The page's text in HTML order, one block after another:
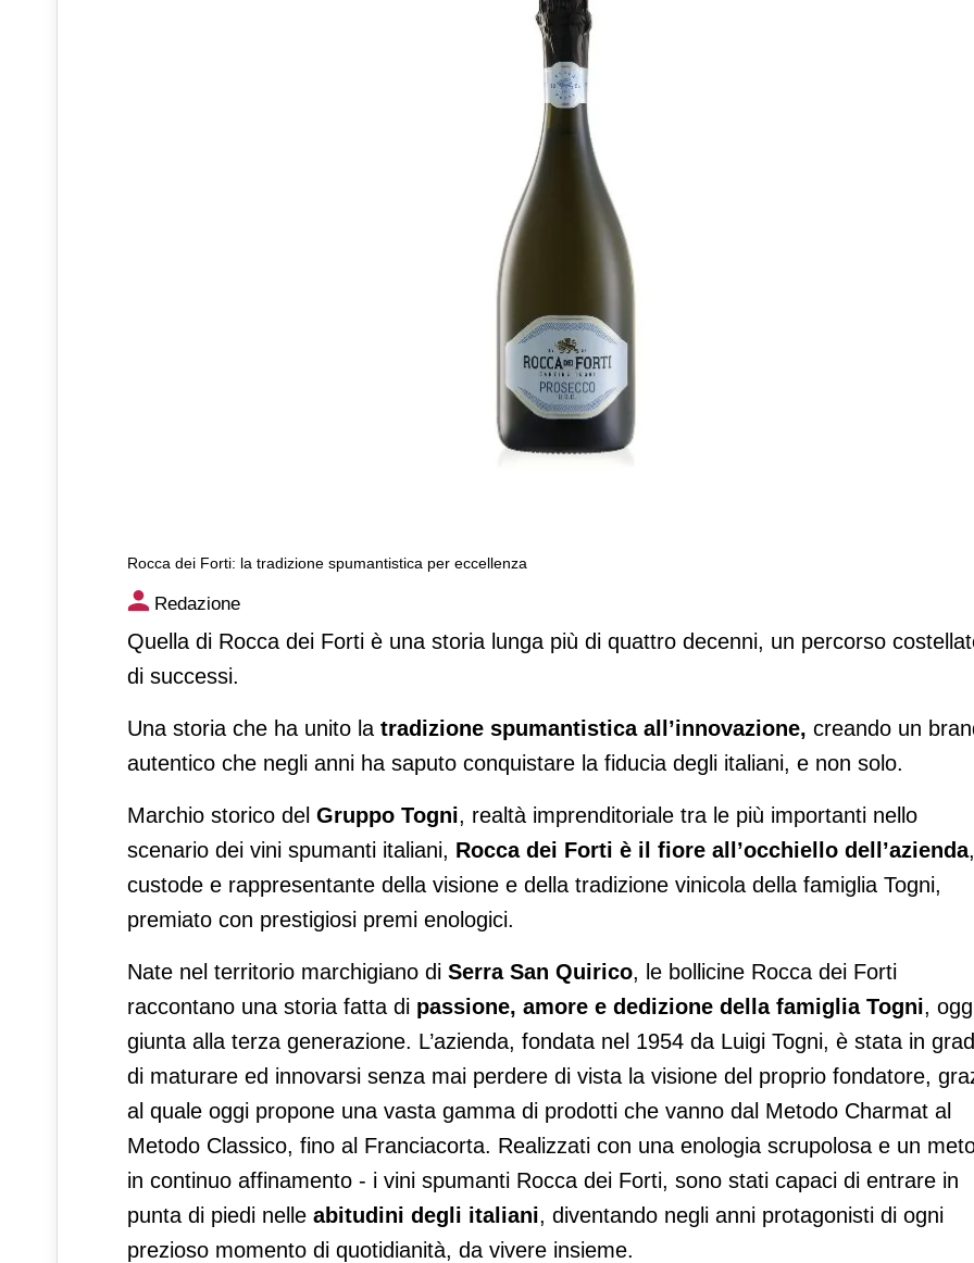
Rocca dei Forti: la tradizione spumantistica per eccellenza
Rocca dei Forti: la tradizione spumantistica per eccellenza
Redazione
Quella di Rocca dei Forti è una storia lunga più di quattro decenni, un percorso
di successi.
Una storia che ha unito la tradizione spumantistica all’innovazione, creando un
autentico che negli anni ha saputo conquistare la fiducia degli italiani, e non solo.
Marchio storico del Gruppo Togni, realtà imprenditoriale tra le più importanti nello
scenario dei vini spumanti italiani, Rocca dei Forti è il fiore all’occhiello dell’azienda,
custode e rappresentante della visione e della tradizione vinicola della famiglia Togni,
premiato con prestigiosi premi enologici.
Nate nel territorio marchigiano di Serra San Quirico, le bollicine Rocca dei Forti
raccontano una storia fatta di passione, amore e dedizione della famiglia Togni,
giunta alla terza generazione. L’azienda, fondata nel 1954 da Luigi Togni, è stata in
di maturare ed innovarsi senza mai perdere di vista la visione del proprio fondatore,
al quale oggi propone una vasta gamma di prodotti che vanno dal Metodo Charmat al
Metodo Classico, fino al Franciacorta. Realizzati con una enologia scrupolosa e un
in continuo affinamento - i vini spumanti Rocca dei Forti, sono stati capaci di entrare in
punta di piedi nelle abitudini degli italiani, diventando negli anni protagonisti di ogni
prezioso momento di quotidianità, da vivere insieme.